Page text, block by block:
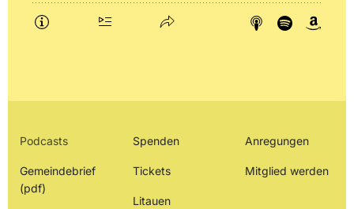
Podcasts
Gemeindebrief
(pdf)
Spenden
Tickets
Litauen
Anregungen
Mitglied werden